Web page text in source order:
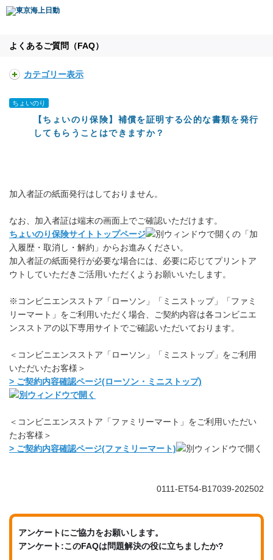
よくあるご質問（FAQ）
カテゴリー表示
ちょいのり
【ちょいのり保険】補償を証明する公的な書類を発行
してもらうことはできますか？
加入者証の紙面発行はしておりません。
なお、加入者証は端末の画面上でご確認いただけます。
ちょいのり保険サイトトップページ
の「加
入履歴・取消し・解約」からお進みください。
加入者証の紙面発行が必要な場合には、必要に応じてプリントア
ウトしていただきご活用いただくようお願いいたします。
※コンビニエンスストア「ローソン」「ミニストップ」「ファミ
リーマート」をご利用いただく場合、ご契約内容は各コンビニエ
ンスストアの以下専用サイトでご確認いただいております。
＜コンビニエンスストア「ローソン」「ミニストップ」をご利用
いただいたお客様＞
> ご契約内容確認ページ(ローソン・ミニストップ)
＜コンビニエンスストア「ファミリーマート」をご利用いただい
たお客様＞
> ご契約内容確認ページ(ファミリーマート)
0111-ET54-B17039-202502
アンケートにご協力をお願いします。
アンケート:このFAQは問題解決の役に立ちましたか?